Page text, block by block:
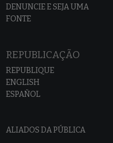
DENUNCIE E SEJA UMA
FONTE
REPUBLICAÇÃO
REPUBLIQUE
ENGLISH
ESPAÑOL
ALIADOS DA PÚBLICA